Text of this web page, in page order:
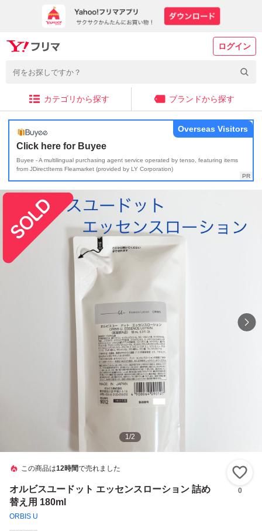
ログイン
カテゴリから探す ブランドから探す
Click here for Buyee
Buyee - A multilingual purchasing agent service operated by tenso, featuring items
from JDirectItems Fleamarket (provided by LY Corporation)
Overseas Visitors
1/2
この商品は12時間で売れました
オルビスユードット エッセンスローション 詰め
替え用 180ml
ORBIS U
0